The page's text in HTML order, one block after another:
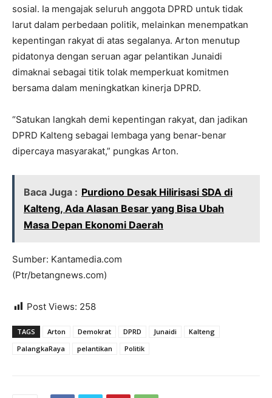
sosial. Ia mengajak seluruh anggota DPRD untuk tidak
larut dalam perbedaan politik, melainkan menempatkan
kepentingan rakyat di atas segalanya. Arton menutup
pidatonya dengan seruan agar pelantikan Junaidi
dimaknai sebagai titik tolak memperkuat komitmen
bersama dalam meningkatkan kinerja DPRD.
“Satukan langkah demi kepentingan rakyat, dan jadikan
DPRD Kalteng sebagai lembaga yang benar-benar
dipercaya masyarakat,” pungkas Arton.
Baca Juga : Purdiono Desak Hilirisasi SDA di
Kalteng, Ada Alasan Besar yang Bisa Ubah
Masa Depan Ekonomi Daerah
Sumber: Kantamedia.com
(Ptr/betangnews.com)
Post Views: 258
TAGS Arton Demokrat DPRD Junaidi
Kalteng
PalangkaRaya
pelantikan Politik